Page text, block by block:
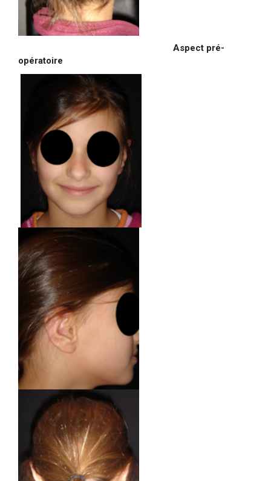
Aspect pré-
opératoire